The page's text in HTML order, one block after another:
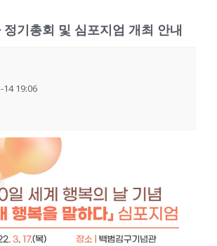
기총회 및 심포지엄 개최 안내
14 19:06